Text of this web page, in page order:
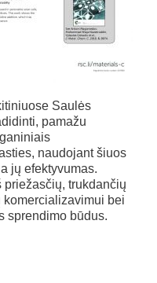
Saulės
pamažu
naudojant šiuos
jų efektyvumas.
trukdančių
bei
sprendimo būdus.